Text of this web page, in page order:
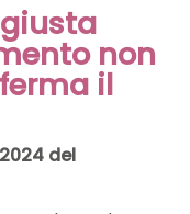
non
il
del